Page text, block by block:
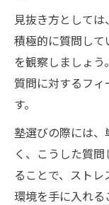
見抜き方として
積極的に質問し
を観察しましょう
質問に対するフ
す。
塾選びの際には
く、こうした質
ることで、スト
環境を手に入れる